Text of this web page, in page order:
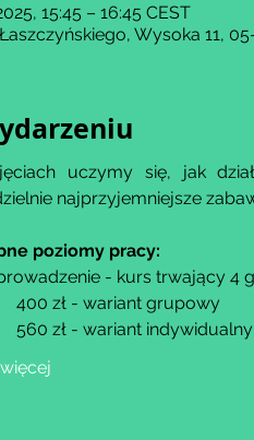
15:45 – 16:45 CEST
Wysoka 11,
uczymy się, jak
najprzyjemniejsze
poziomy pracy:
- kurs trwający 4
400 zł - wariant grupowy​
560 zł - wariant indywidualny